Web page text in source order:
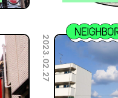
2023.02.27